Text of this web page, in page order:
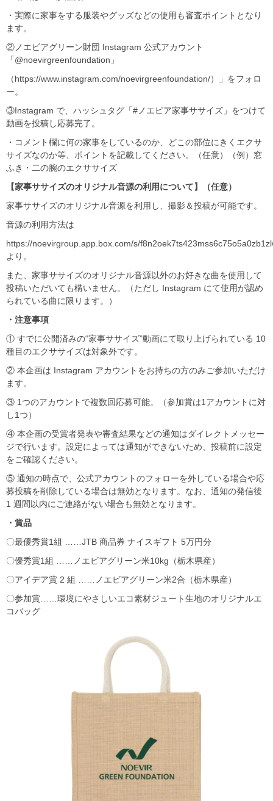
・実際に家事をする服装やグッズなどの使用も審査ポイントとなり
ます。
②ノエビアグリーン財団 Instagram 公式アカウント
「@noevirgreenfoundation」
（https://www.instagram.com/noevirgreenfoundation/）」をフォロ
ー。
③Instagram で、ハッシュタグ「#ノエビア家事ササイズ」をつけて
動画を投稿し応募完了。
・コメント欄に何の家事をしているのか、どこの部位にきくエクサ
サイズなのか等、ポイントを記載してください。（任意）（例）窓
ふき・二の腕のエクササイズ
【家事ササイズのオリジナル音源の利用について】（任意）
家事ササイズのオリジナル音源を利用し、撮影＆投稿が可能です。
音源の利用方法は
https://noevirgroup.app.box.com/s/
より。
また、家事ササイズのオリジナル音源以外のお好きな曲を使用して
投稿いただいても構いません。（ただし Instagram にて使用が認め
られている曲に限ります。）
・注意事項
① すでに公開済みの“家事ササイズ”動画にて取り上げられている 10
種目のエクササイズは対象外です。
② 本企画は Instagram アカウントをお持ちの方のみご参加いただけ
ます。
③ 1つのアカウントで複数回応募可能。（参加賞は1アカウントに対
し1つ）
④ 本企画の受賞者発表や審査結果などの通知はダイレクトメッセー
ジで行います。設定によっては通知ができないため、投稿前に設定
をご確認ください。
⑤ 通知の時点で、公式アカウントのフォローを外している場合や応
募投稿を削除している場合は無効となります。なお、通知の発信後
1 週間以内にご連絡がない場合も無効となります。
・賞品
〇最優秀賞1組 ……JTB 商品券 ナイスギフト 5万円分
〇優秀賞1組 ……ノエビアグリーン米10kg（栃木県産）
〇アイデア賞 2 組 ……ノエビアグリーン米2合（栃木県産）
〇参加賞……環境にやさしいエコ素材ジュート生地のオリジナルエ
コバッグ